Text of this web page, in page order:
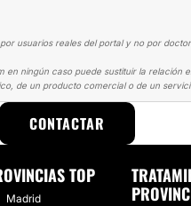
usuarios reales del portal y no por
ningún caso puede sustituir la relación
de un producto comercial o de un
CONTACTAR
REALES SOBRE BALÓN
TOP
Madrid